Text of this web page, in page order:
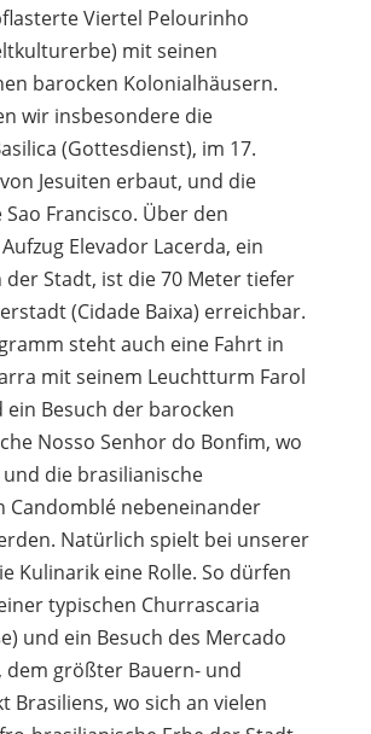
Viertel Pelourinho
mit seinen
barocken Kolonialhäusern.
wir insbesondere die
(Gottesdienst), im 17.
Jesuiten erbaut, und die
Francisco. Über den
Elevador Lacerda, ein
der Stadt, ist die 70 Meter tiefer
(Cidade Baixa) erreichbar.
steht auch eine Fahrt in
mit seinem Leuchtturm Farol
ein Besuch der barocken
Nosso Senhor do Bonfim, wo
die brasilianische
Candomblé nebeneinander
Natürlich spielt bei unserer
Kulinarik eine Rolle. So dürfen
typischen Churrascaria
und ein Besuch des Mercado
dem größter Bauern- und
Brasiliens, wo sich an vielen